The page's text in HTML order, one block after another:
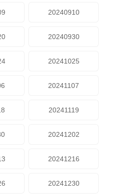
20240910
20240930
20241025
20241107
20241119
20241202
20241216
20241230